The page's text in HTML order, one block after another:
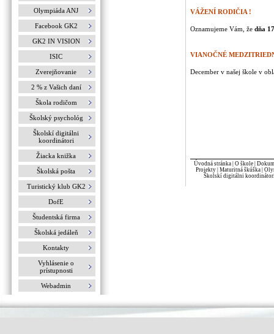
Olympiáda ANJ
Facebook GK2
GK2 IN VISION
ISIC
Zverejňovanie
2 % z Vašich daní
Škola rodičom
Školský psychológ
Školskí digitálni
koordinátori
Žiacka knižka
Školská pošta
Turistický klub GK2
DofE
Študentská firma
Školská jedáleň
Kontakty
Vyhlásenie o
prístupnosti
Webadmin
VÁŽENÍ RODIČIA !
Oznamujeme Vám, že dňa
VIANOČNÉ
December v našej škole v
Úvodná stránka| O škole|
Projekty| Maturitná škúška|
Školskí digitálni